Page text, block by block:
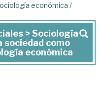
económica /
> Sociología
sociedad como
económica